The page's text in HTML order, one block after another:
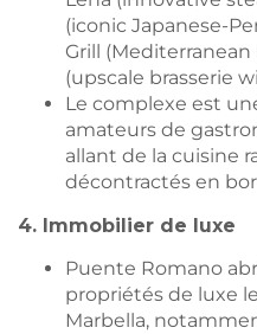
(iconic Japanese-
Grill
(upscale brasserie
Le complexe est
amateurs de
allant de la cuisine
décontractés en
4. Immobilier de luxe
Puente Romano
propriétés de luxe
Marbella,